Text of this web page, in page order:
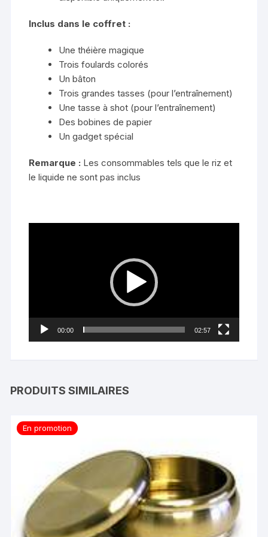
Inclus dans le coffret :
Une théière magique
Trois foulards colorés
Un bâton
Trois grandes tasses (pour l’entraînement)
Une tasse à shot (pour l’entraînement)
Des bobines de papier
Un gadget spécial
Remarque : Les consommables tels que le riz et
le liquide ne sont pas inclus
00:00 02:57
PRODUITS SIMILAIRES
En promotion